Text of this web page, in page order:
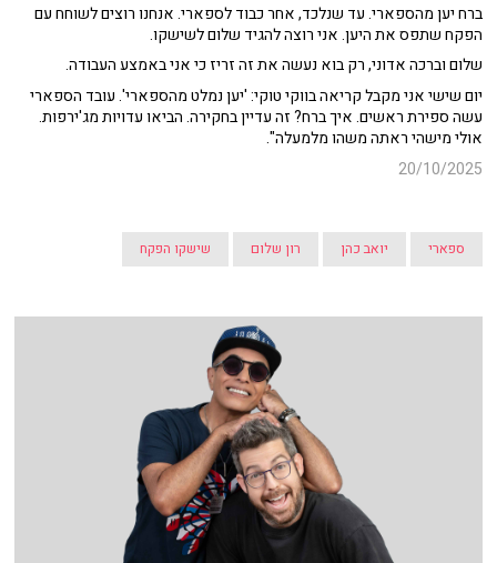
ברח יען מהספארי. עד שנלכד, אחר כבוד לספארי. אנחנו רוצים לשוחח עם
הפקח שתפס את היען. אני רוצה להגיד שלום לשישקו.
שלום וברכה אדוני, רק בוא נעשה את זה זריז כי אני באמצע העבודה.
יום שישי אני מקבל קריאה בווקי טוקי: 'יען נמלט מהספארי'. עובד הספארי
עשה ספירת ראשים. איך ברח? זה עדיין בחקירה. הביאו עדויות מג'ירפות.
אולי מישהי ראתה משהו מלמעלה".
20/10/2025
ספארי יואב כהן רון שלום שישקו הפקח